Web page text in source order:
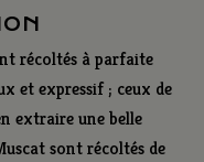
récoltés à parfaite
et expressif ; ceux de
extraire une belle
sont récoltés de